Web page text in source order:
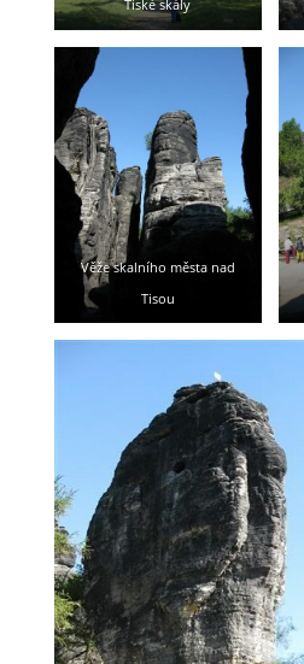
Tiské skály
Věže skalního města nad
Tisou